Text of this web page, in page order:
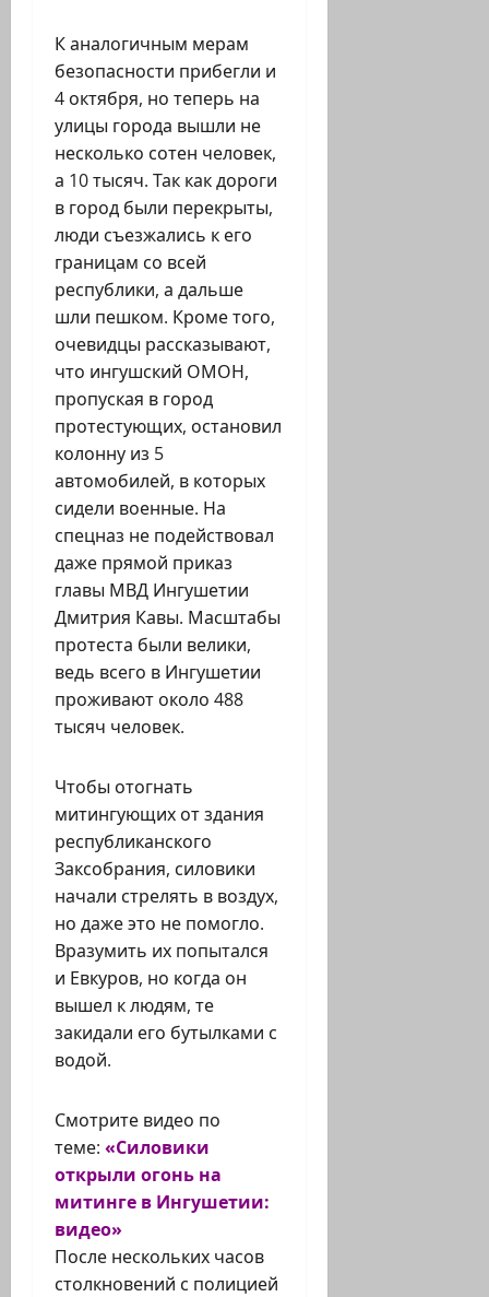
К аналогичным мерам
безопасности прибегли и
4 октября, но теперь на
улицы города вышли не
несколько сотен человек,
а 10 тысяч. Так как дороги
в город были перекрыты,
люди съезжались к его
границам со всей
республики, а дальше
шли пешком. Кроме того,
очевидцы рассказывают,
что ингушский ОМОН,
пропуская в город
протестующих, остановил
колонну из 5
автомобилей, в которых
сидели военные. На
спецназ не подействовал
даже прямой приказ
главы МВД Ингушетии
Дмитрия Кавы. Масштабы
протеста были велики,
ведь всего в Ингушетии
проживают около 488
тысяч человек.
Чтобы отогнать
митингующих от здания
республиканского
Заксобрания, силовики
начали стрелять в воздух,
но даже это не помогло.
Вразумить их попытался
и Евкуров, но когда он
вышел к людям, те
закидали его бутылками с
водой.
Смотрите видео по
теме: «Силовики
открыли огонь на
митинге в Ингушетии:
видео»
После нескольких часов
столкновений с полицией